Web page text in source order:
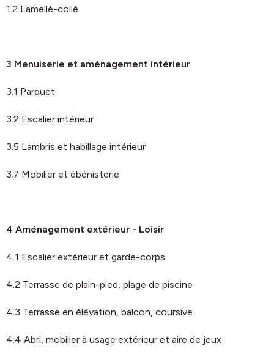
1.2 Lamellé-collé
3 Menuiserie et aménagement intérieur
3.1 Parquet
3.2 Escalier intérieur
3.5 Lambris et habillage intérieur
3.7 Mobilier et ébénisterie
4 Aménagement extérieur - Loisir
4.1 Escalier extérieur et garde-corps
4.2 Terrasse de plain-pied, plage de piscine
4.3 Terrasse en élévation, balcon, coursive
4.4 Abri, mobilier à usage extérieur et aire de jeux